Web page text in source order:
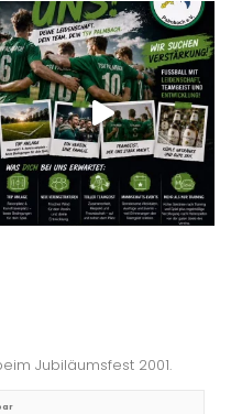
Jubiläumsfest 2001.